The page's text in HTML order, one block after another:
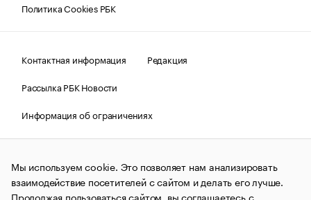
Политика Cookies РБК
Контактная информация
Редакция
Рассылка РБК Новости
Информация об ограничениях
Правовая информация
О соблюдении авторских прав
© АО «РОСБИЗНЕСКОНСАЛТИНГ»,1995–2026.Сообщения
и материалы информационного агентства «РБК»
(зарегистрировано Федеральной службой по надзору в сфере
Мы используем cookie. Это позволяет нам анализировать
взаимодействие посетителей с сайтом и делать его лучше.
Продолжая пользоваться сайтом, вы соглашаетесь с